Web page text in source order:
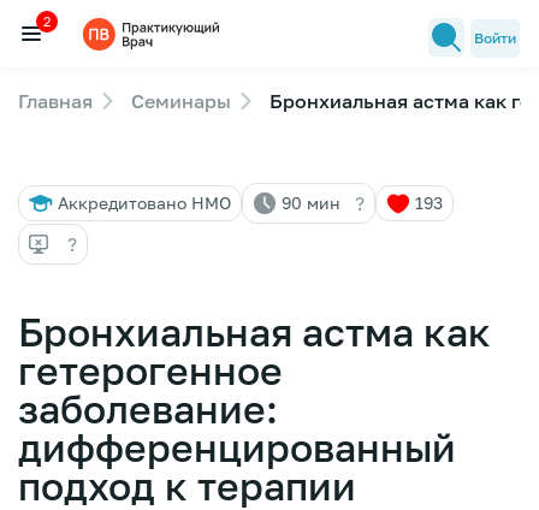
Семинары
Лекторы
FAQ
2
Войти
Главная Семинары Бронхиальная астма как
Аккредитовано НМО 90 мин ? 193
?
Бронхиальная астма как
гетерогенное
заболевание:
дифференцированный
подход к терапии